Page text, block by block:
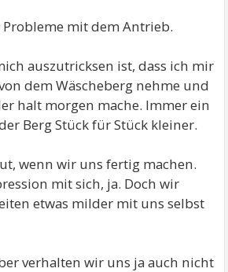
mit dem Antrieb.
auszutricksen ist, dass ich mir
dem Wäscheberg nehme und
halt morgen mache. Immer ein
Berg Stück für Stück kleiner.
wenn wir uns fertig machen.
mit sich, ja. Doch wir
etwas milder mit uns selbst
verhalten wir uns ja auch nicht